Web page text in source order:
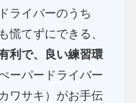
ライバーのうち
慌てずにできる、
利で、良い練習環
ーパードライバー
ワサキ）がお手伝